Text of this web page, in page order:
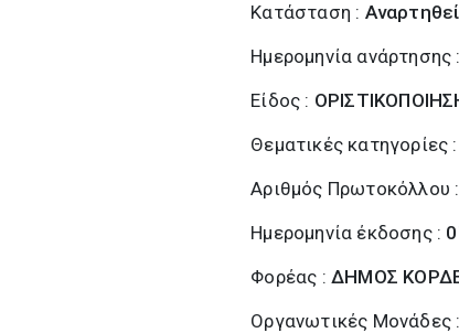
Κατάσταση :
Ημερομηνία ανάρτησης :
Είδος :
Θεματικές κατηγορίες :
Αριθμός Πρωτοκόλλου :
Ημερομηνία έκδοσης :
Φορέας :ΔΗΜΟΣ
Οργανωτικές Μονάδες :